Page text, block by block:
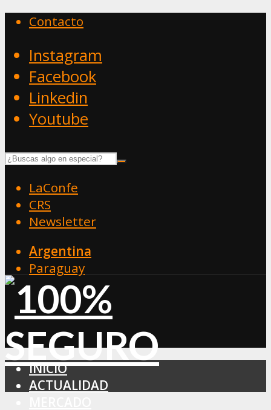
Contacto
Instagram
Facebook
Linkedin
Youtube
LaConfe
CRS
Newsletter
Argentina
Paraguay
INICIO
ACTUALIDAD